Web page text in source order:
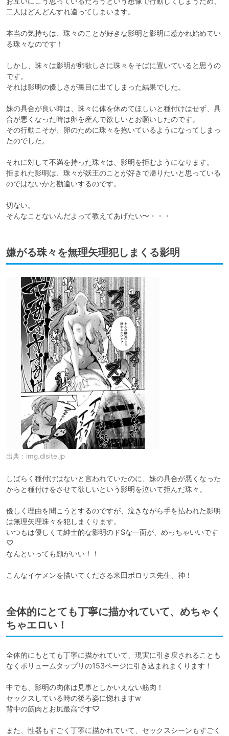
二人はどんどんすれ違ってしまいます。
本当の気持ちは、珠々のことが好きな影明と影明に惹かれ始めてい
る珠々なのです！
しかし、珠々は影明が卵欲しさに珠々をそばに置いていると思うの
です。
それは影明の優しさが裏目に出てしまった結果でした。
妹の具合が良い時は、珠々に体を休めてほしいと種付けはせず、具
合が悪くなった時は卵を産んで欲しいとお願いしたのです。
その行動こそが、卵のために珠々を抱いているようになってしまっ
たのでした。
それに対して不満を持った珠々は、影明を拒むようになります。
拒まれた影明は、珠々が妖王のことが好きで帰りたいと思っている
のではないかと勘違いするのです。
切ない。
そんなことないんだよって教えてあげたい〜・・・
嫌がる珠々を無理矢理犯しまくる影明
出典： img.dlsite.jp
しばらく種付けはないと言われていたのに、妹の具合が悪くなった
からと種付けをさせて欲しいという影明を泣いて拒んだ珠々。
優しく理由を聞こうとするのですが、泣きながら手を払われた影明
は無理矢理珠々を犯しまくります。
いつもは優しくて紳士的な影明のドSな一面が、めっちゃいいです
♡
なんといっても顔がいい！！
こんなイケメンを描いてくださる米田ポロリス先生、神！
全体的にとても丁寧に描かれていて、めちゃく
ちゃエロい！
全体的にもとても丁寧に描かれていて、現実に引き戻されることも
なくボリュームタップリの153ページに引き込まれまくります！
中でも、影明の肉体は見事としかいえない筋肉！
セックスしている時の後ろ姿に惚れますw
背中の筋肉とお尻最高です♡
また、性器もすごく丁寧に描かれていて、セックスシーンもすごく